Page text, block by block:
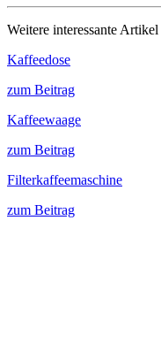
Weitere interessante Artikel
Kaffeedose
zum Beitrag
Kaffeewaage
zum Beitrag
Filterkaffeemaschine
zum Beitrag